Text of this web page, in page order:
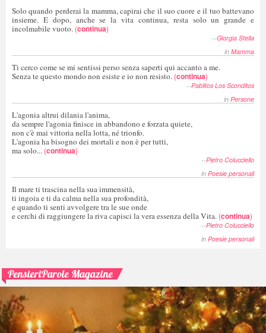
Solo quando perderai la mamma, capirai che il suo cuore e il tuo battevano
insieme. E dopo, anche se la vita continua, resta solo un grande e
incolmabile vuoto. (continua)
--Giorgia Stella
in Mamma
Ti cerco come se mi sentissi perso senza saperti qui accanto a me.
Senza te questo mondo non esiste e io non resisto. (continua)
--Pablitos Los Sconditos
in Persone
L'agonia altrui dilania l'anima,
da sempre l'agonia finisce in abbandono e forzata quiete,
non c'è mai vittoria nella lotta, né trionfo.
L'agonia ha bisogno dei mortali e non è per tutti,
ma solo... (continua)
--Pietro Colucciello
in Poesie personali
Il mare ti trascina nella sua immensità,
ti ingoia e ti da calma nella sua profondità,
e quando ti senti avvolgere tra le sue onde
e cerchi di raggiungere la riva capisci la vera essenza della Vita. (continua)
--Pietro Colucciello
in Poesie personali
PensieriParole Magazine